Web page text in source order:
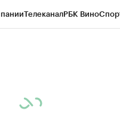
ТелеканалРБК Вино